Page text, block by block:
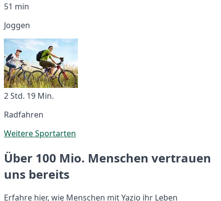
51 min
Joggen
2 Std. 19 Min.
Radfahren
Weitere Sportarten
Über 100 Mio. Menschen vertrauen
uns bereits
Erfahre hier, wie Menschen mit Yazio ihr Leben